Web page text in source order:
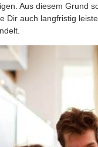
Aus diesem Grund
Dir auch langfristig